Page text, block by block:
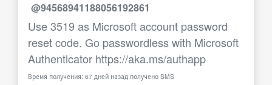
@94568941188056192861
Use 3519 as Microsoft account password
reset code. Go passwordless with Microsoft
Authenticator https://aka.ms/authapp
Время получения: 67 дней назад получено SMS